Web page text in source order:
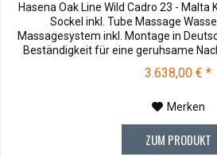
Hasena Oak Line Wild Cadro 23 -
Sockel inkl. Tube Massage
Massagesystem inkl. Montage in
Beständigkeit für eine geruhsame
Struktur des Eichen-Holzes in
Fuss- und Eckelementen verleiht3.638,00 € *
Merken
ZUM PRODUKT